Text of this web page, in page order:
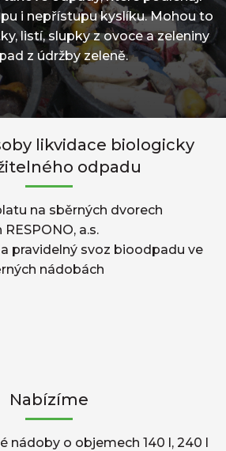
i nepřístupu kyslíku. Mohou to
listí, slupky z ovoce a zeleniny
z údržby zeleně.
likvidace biologicky
odpadu
na sběrných dvorech
a.s.
pravidelný svoz bioodpadu ve
nádobách
Nabízíme
nádoby o objemech 140 l, 240 l